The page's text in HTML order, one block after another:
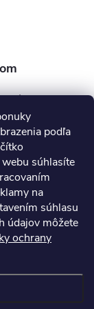
podľa
súhlasíte
na
súhlasu
údajov môžete
ochrany